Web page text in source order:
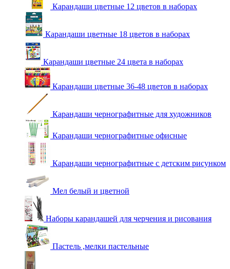
Карандаши цветные 12 цветов в наборах
Карандаши цветные 18 цветов в наборах
Карандаши цветные 24 цвета в наборах
Карандаши цветные 36-48 цветов в наборах
Карандаши чернографитные для художников
Карандаши чернографитные офисные
Карандаши чернографитные с детским рисунком
Мел белый и цветной
Наборы карандашей для черчения и рисования
Пастель ,мелки пастельные